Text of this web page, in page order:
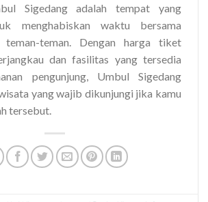
Sigedang adalah tempat yang
menghabiskan waktu bersama
teman-teman. Dengan harga tiket
dan fasilitas yang tersedia
pengunjung, Umbul Sigedang
yang wajib dikunjungi jika kamu
tersebut.